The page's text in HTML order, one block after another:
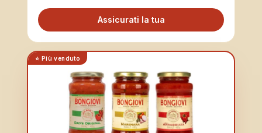
Assicurati la tua
⭐ Più venduto